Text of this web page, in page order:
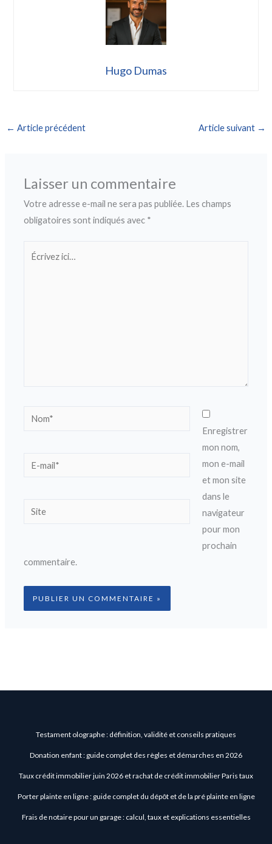
Hugo Dumas
← Article précédent Article suivant →
Laisser un commentaire
Votre adresse e-mail ne sera pas publiée. Les champs
obligatoires sont indiqués avec *
Écrivez
Nom*
E-
Site
Enregistrer
mon nom,
mon e-mail
et mon site
dans le
navigateur
pour mon
prochain
commentaire.
Testament olographe : définition, validité et conseils pratiques
Donation enfant : guide complet des règles et démarches en 2026
Taux crédit immobilier juin 2026 et rachat de crédit immobilier Paris taux
Porter plainte en ligne : guide complet du dépôt et de la pré plainte en ligne
Frais de notaire pour un garage : calcul, taux et explications essentielles